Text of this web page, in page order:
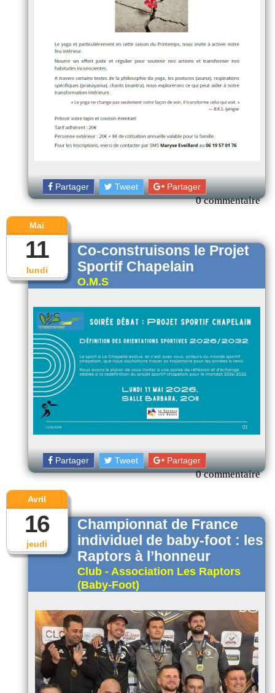
Partager Tweet Partager
0 commentaire
lundi
Mai
11
Co-construisons le Projet
Sportif Chapelain
O.M.S
Partager Tweet Partager
0 commentaire
jeudi
Avril
16
Championnat de France
individuel de baby-foot : les
Raptors à l’honneur
Club - Association Les Raptors
(Baby-Foot)